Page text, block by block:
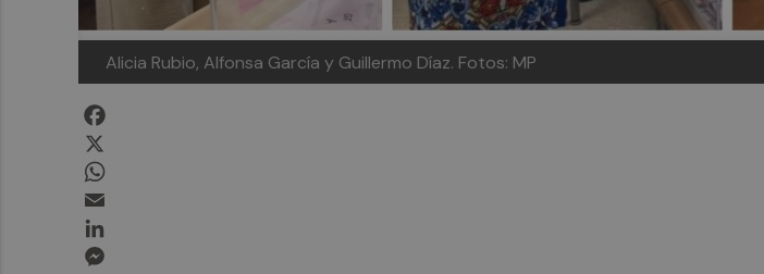
Alicia Rubio, Alfonsa García y Guillermo Díaz. Fotos: MP